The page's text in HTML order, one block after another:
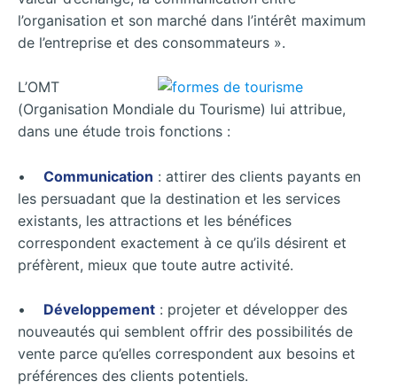
l’organisation et son marché dans l’intérêt maximum
de l’entreprise et des consommateurs ».
L’OMT
(Organisation Mondiale du Tourisme) lui attribue,
dans une étude trois fonctions :
• Communication : attirer des clients payants en
les persuadant que la destination et les services
existants, les attractions et les bénéfices
correspondent exactement à ce qu’ils désirent et
préfèrent, mieux que toute autre activité.
• Développement : projeter et développer des
nouveautés qui semblent offrir des possibilités de
vente parce qu’elles correspondent aux besoins et
préférences des clients potentiels.